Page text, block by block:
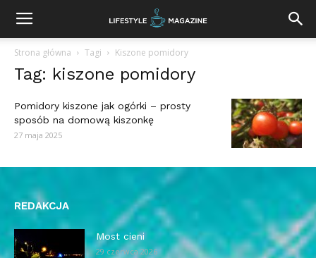
Strona główna Tagi Kiszone pomidory
Tag: kiszone pomidory
Pomidory kiszone jak ogórki – prosty
sposób na domową kiszonkę
27 maja 2025
REDAKCJA
Most cieni
29 czerwca 2026